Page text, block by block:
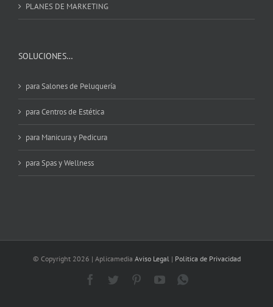
PLANES DE MARKETING
SOLUCIONES…
para Salones de Peluquería
para Centros de Estética
para Manicura y Pedicura
para Spas y Wellness
© Copyright 2026 | Aplicamedia Aviso Legal | Politica de Privacidad
Facebook
Twitter PinterestYouTube
WhatsApp